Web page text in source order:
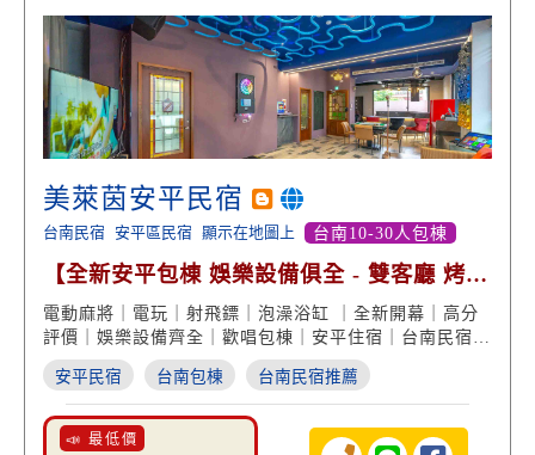
美萊茵安平民宿
台南民宿 安平區民宿 顯示在地圖上 台南10-30人包棟
【全新安平包棟 娛樂設備俱全 - 雙客廳 烤肉
歡唱 親子遊戲】
電動麻將｜電玩｜射飛鏢｜泡澡浴缸 ｜全新開幕｜高分
評價｜娛樂設備齊全｜歡唱包棟｜安平住宿｜台南民宿推
薦
安平民宿 台南包棟 台南民宿推薦
📣 最低價